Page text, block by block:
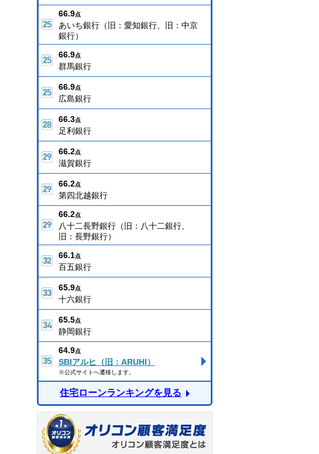
66.9点
あいち銀行（旧：愛知銀行、旧：中京
銀行）
66.9点
群馬銀行
66.9点
広島銀行
66.3点
足利銀行
66.2点
滋賀銀行
66.2点
第四北越銀行
66.2点
八十二長野銀行（旧：八十二銀行、
旧：長野銀行）
66.1点
百五銀行
65.9点
十六銀行
65.5点
静岡銀行
64.9点
SBIアルヒ（旧：ARUHI）
※公式サイトへ遷移します。
住宅ローンランキングを見る